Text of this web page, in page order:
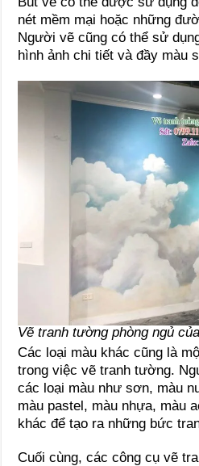
nét mềm mại hoặc những
Người vẽ cũng có thể sử
hình ảnh chi tiết và đầy màu
Vẽ tranh tường phòng ngủ
Các loại màu khác cũng là
trong việc vẽ tranh tường.
các loại màu như sơn, màu
màu pastel, màu nhựa, màu
khác để tạo ra những bức
Cuối cùng, các công cụ vẽ